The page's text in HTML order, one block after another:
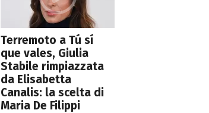
Terremoto a Tú sí
que vales, Giulia
Stabile rimpiazzata
da Elisabetta
Canalis: la scelta di
Maria De Filippi